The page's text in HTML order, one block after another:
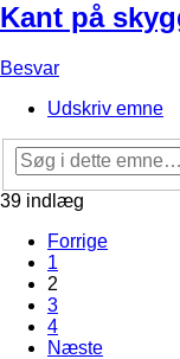
Kant på
Besvar
Udskriv emne
39 indlæg
Forrige
1
2
3
4
Næste